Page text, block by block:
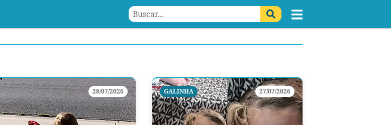
28/07/2026 GALINHA 27/07/2026